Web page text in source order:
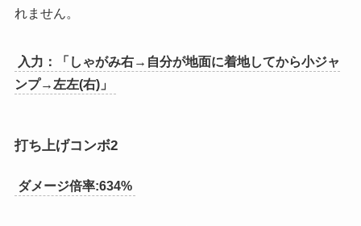
れません。
入力：「しゃがみ右→自分が地面に着地してから小ジャ
ンプ→左左(右)」
打ち上げコンボ2
ダメージ倍率:634%